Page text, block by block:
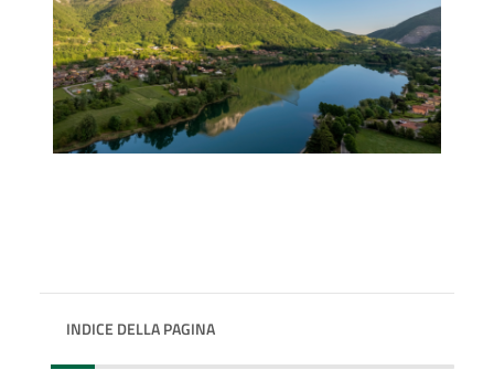
INDICE DELLA PAGINA